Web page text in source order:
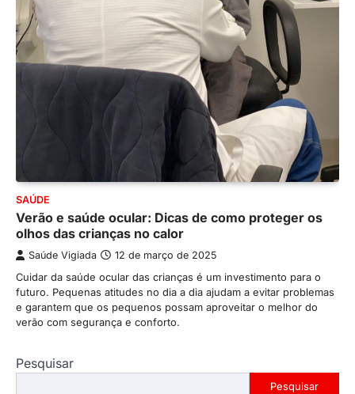
SAÚDE
Verão e saúde ocular: Dicas de como proteger os
olhos das crianças no calor
Saúde Vigiada 12 de março de 2025
Cuidar da saúde ocular das crianças é um investimento para o
futuro. Pequenas atitudes no dia a dia ajudam a evitar problemas
e garantem que os pequenos possam aproveitar o melhor do
verão com segurança e conforto.
Pesquisar
Pesquisar